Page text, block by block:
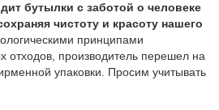
бутылки с заботой о человеке
чистоту и красоту нашего
принципами
отходов, производитель перешел на
упаковки. Просим учитывать